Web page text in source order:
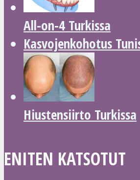
All-on-4 Turkissa
Kasvojenkohotus
Hiustensiirto Turkissa
ENITEN KATSOTUT